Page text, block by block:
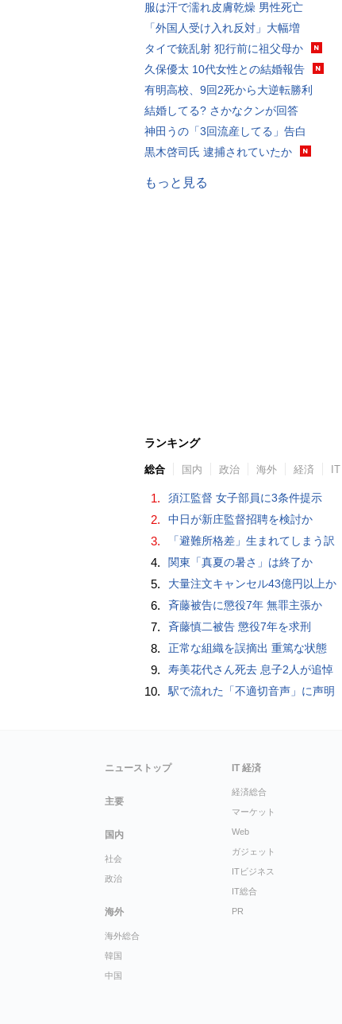
服は汗で濡れ皮膚乾燥 男性死亡
「外国人受け入れ反対」大幅増
タイで銃乱射 犯行前に祖父母か
久保優太 10代女性との結婚報告
有明高校、9回2死から大逆転勝利
結婚してる? さかなクンが回答
神田うの「3回流産してる」告白
黒木啓司氏 逮捕されていたか
もっと見る
ランキング
総合 国内 政治 海外 経済 IT
1. 須江監督 女子部員に3条件提示
2. 中日が新庄監督招聘を検討か
3. 「避難所格差」生まれてしまう訳
4. 関東「真夏の暑さ」は終了か
5. 大量注文キャンセル43億円以上か
6. 斉藤被告に懲役7年 無罪主張か
7. 斉藤慎二被告 懲役7年を求刑
8. 正常な組織を誤摘出 重篤な状態
9. 寿美花代さん死去 息子2人が追悼
10. 駅で流れた「不適切音声」に声明
ニューストップ
主要
国内
社会
政治
海外
海外総合
韓国
中国
IT 経済
経済総合
マーケット
Web
ガジェット
ITビジネス
IT総合
PR